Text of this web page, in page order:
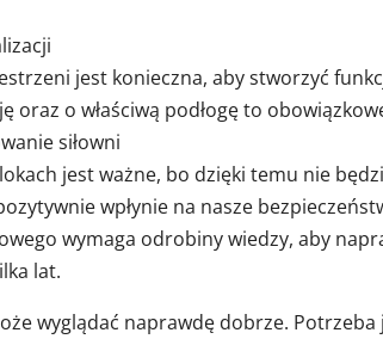
jest konieczna, aby stworzyć
oraz o właściwą podłogę to
siłowni
jest ważne, bo dzięki temu nie
wpłynie na nasze
wymaga odrobiny wiedzy, aby
lat.
wyglądać naprawdę dobrze.